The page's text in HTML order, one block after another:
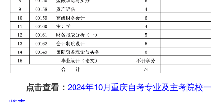
点击查看： 2024年10月重庆自考专业及主考院校一